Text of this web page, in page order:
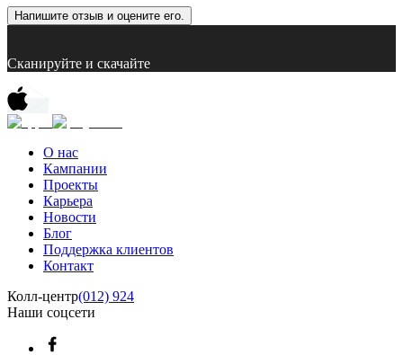
Напишите отзыв и оцените его.
Сканируйте и скачайте
О нас
Кампании
Проекты
Карьера
Новости
Блог
Поддержка клиентов
Контакт
Колл-центр(012) 924
Наши соцсети